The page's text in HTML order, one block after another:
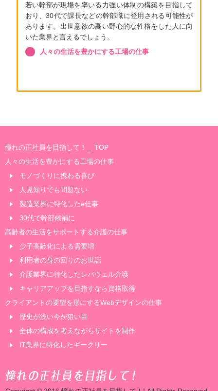
若い幹部が現場を率いる力強い体制の構築を目指して
おり、30代で課長などの幹部職に登用される可能性が
あります。出世意欲の高い野心的な性格をした人に向
いた業界と言えるでしょう。
人々の生活を豊かにする工場の仕事
憧れの正社員を目指して！ _ TOP
人々の生活を豊かにする工場の仕事
モノづくりに携わる喜び
人見知りでも問題ない
製造業界に特化したe仕事
30代で幹部候補に
高齢者の生活をサポートする介護の仕事
少子高齢化による需要増
利用者の身の回りのお世話
介護業界に特化したレバウェル介護
キャリアアップを目指すなら資格取得
クライアントの要望を形にするWebデザインの仕事
歴史が浅い今が狙い目
全体の構成を考えながらサイトを制作
IT業界に特化したギークリー